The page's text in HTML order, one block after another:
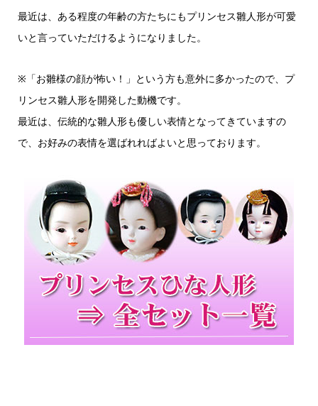
最近は、ある程度の年齢の方たちにもプリンセス雛人形が可愛
いと言っていただけるようになりました。
※「お雛様の顔が怖い！」という方も意外に多かったので、プ
リンセス雛人形を開発した動機です。
最近は、伝統的な雛人形も優しい表情となってきていますの
で、お好みの表情を選ばれればよいと思っております。